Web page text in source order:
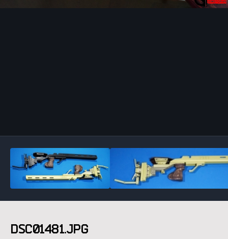
DSC01481.JPG